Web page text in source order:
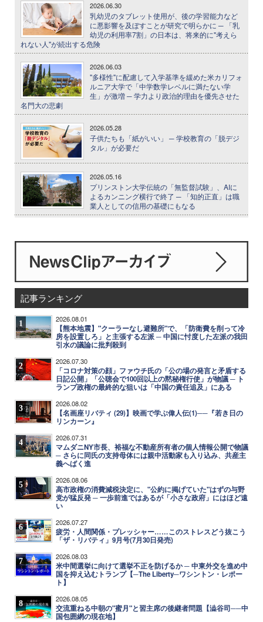
2026.06.30
乳幼児のタブレット使用が、後の学習能力など
に悪影響を及ぼすことが研究で明らかに ─ 「乳
幼児の利用率7割」の日本は、将来的に"考えら
れない人"が続出する危険
2026.06.03
"多様性"に配慮して入学基準を緩めた米カリフォ
ルニア大学で「中学数学レベルに満たない学
生」が激増 ─ 学力より政治的理由を優先させた
名門大の悲劇
2026.05.28
子供たちも「紙がいい」 ─ 学校教育の「脱デジ
タル」が必要だ
2026.05.16
プリンストン大学伝統の「無監督試験」、AIに
よるカンニング横行で終了 ─ 「知的正直」は職
業人としての信用の基礎にもなる
記事ランキング
1 2026.08.01
【熊本地震】"クーラーなし避難所"で、「防衛費を削って冷
房を設置しろ」と主張する左派 ─ 中国に忖度した左派の我田
引水の議論に批判殺到
2 2026.07.30
「コロナ対策の顔」ファウチ氏の「公の場の発言と矛盾する
日記公開」「公聴会で100回以上の黙秘権行使」が物議 ─ ト
ランプ政権の最終的な狙いは「中国の責任追及」にある
3 2026.08.02
【名画座リバティ (29)】映画で学ぶ偉人伝(1)──『若き日の
リンカーン』
4 2026.07.31
マムダニNY市長、裕福な不動産所有者の個人情報公開で物議
─ さらに同氏の支持母体には親中活動家も入り込み、共産主
義へばく進
5 2026.08.06
高市政権の消費減税決定に、"公約に掲げていた"はずの与野
党が猛反発 ─ 一歩前進ではあるが「小さな政府」にはほど遠
い
6 2026.07.27
疲労・人間関係・プレッシャー……このストレスどう抜こう
「ザ・リバティ」9月号(7月30日発売)
7 2026.08.03
米中間選挙に向けて選挙不正を防げるか ─ 中東外交を進め中
国を抑え込むトランプ【─The Liberty─ワシントン・レポー
ト】
8 2026.08.05
交流重ねる中朝の"蜜月"と習主席の後継者問題【澁谷司──中
国包囲網の現在地】